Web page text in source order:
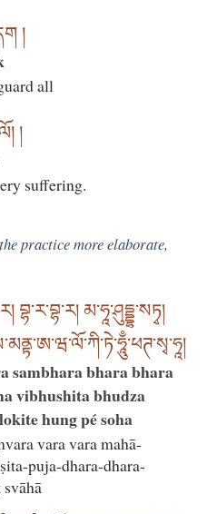
།
all
།
suffering.
practice more elaborate,
བྷ་ར་བྷ་ར། མ་ཧཱ་ཤུདྡྷ་སཏྭ།
sambhara bhara bhara
vibhushita bhudza
hung pé soha
vara vara mahā-
puja-dhara-dhara-